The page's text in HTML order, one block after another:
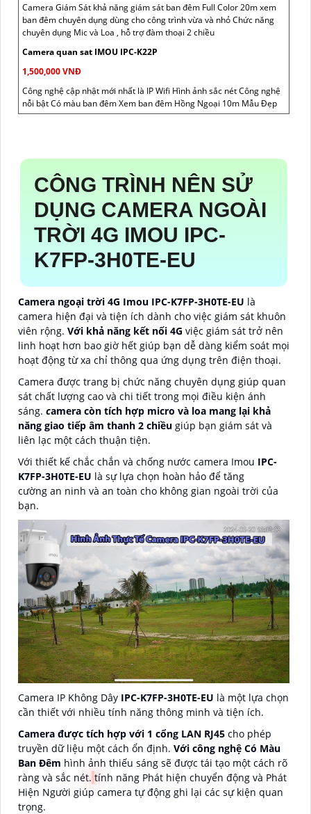
Camera Giám Sát khả năng giám sát ban đêm Full Color 20m xem
ban đêm chuyên dụng dùng cho công trình vừa và nhỏ Chức năng
chuyên dụng Mic và Loa , hỗ trợ đàm thoại 2 chiều
Camera quan sat IMOU IPC-K22P
1,500,000 VNĐ
Công nghệ cập nhật mới nhất là IP Wifi Hình ảnh sắc nét Công nghệ
nỗi bật Có màu ban đêm Xem ban đêm Hồng Ngoại 10m Mẫu Đẹp
CÔNG TRÌNH NÊN SỬ
DỤNG CAMERA NGOÀI
TRỜI 4G IMOU IPC-
K7FP-3H0TE-EU
Camera ngoại trời 4G Imou IPC-K7FP-3H0TE-EU là
camera hiện đại và tiện ích dành cho việc giám sát khuôn
viên rộng. Với khả năng kết nối 4G việc giám sát trở nên
linh hoạt hơn bao giờ hết giúp bạn dễ dàng kiểm soát mọi
hoạt động từ xa chỉ thông qua ứng dụng trên điện thoại.
Camera được trang bị chức năng chuyên dụng giúp quan
sát chất lượng cao và chi tiết trong mọi điều kiện ánh
sáng. camera còn tích hợp micro và loa mang lại khả
năng giao tiếp âm thanh 2 chiều giúp bạn giám sát và
liên lạc một cách thuận tiện.
Với thiết kế chắc chắn và chống nước camera Imou IPC-
K7FP-3H0TE-EU là sự lựa chọn hoàn hảo để tăng
cường an ninh và an toàn cho không gian ngoài trời của
bạn.
Camera IP Không Dây IPC-K7FP-3H0TE-EU là một lựa chọn
cần thiết với nhiều tính năng thông minh và tiện ích.
Camera được tích hợp với 1 cổng LAN RJ45 cho phép
truyền dữ liệu một cách ổn định. Với công nghệ Có Màu
Ban Ðêm hình ảnh thiếu sáng sẽ được tái tạo một cách rõ
ràng và sắc nét. tính năng Phát hiện chuyển động và Phát
Hiện Người giúp camera tự động ghi lại các sự kiện quan
trọng.